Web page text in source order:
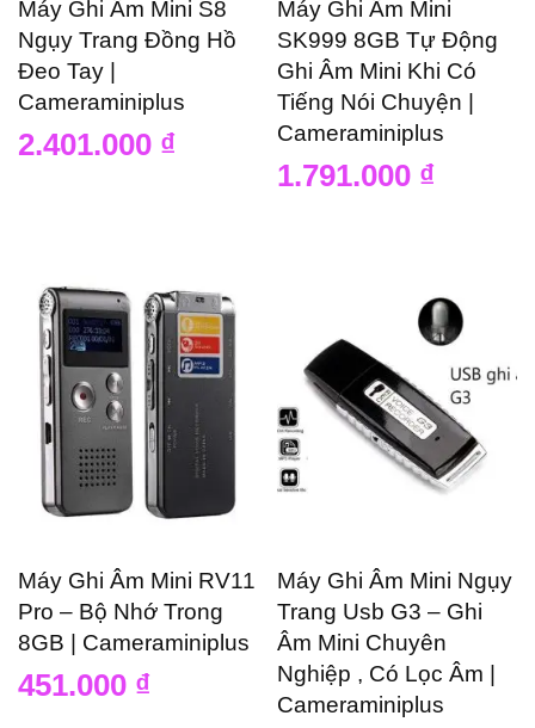
Máy Ghi Âm Mini S8
Ngụy Trang Đồng Hồ
Đeo Tay |
Cameraminiplus
2.401.000 ₫
Máy Ghi Âm Mini
SK999 8GB Tự Động
Ghi Âm Mini Khi Có
Tiếng Nói Chuyện |
Cameraminiplus
1.791.000 ₫
Máy Ghi Âm Mini RV11
Pro – Bộ Nhớ Trong
8GB | Cameraminiplus
451.000 ₫
Máy Ghi Âm Mini Ngụy
Trang Usb G3 – Ghi
Âm Mini Chuyên
Nghiệp , Có Lọc Âm |
Cameraminiplus